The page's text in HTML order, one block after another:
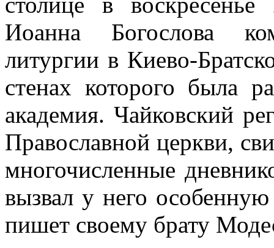
Иоанна Богослова
литургии в Киево-
стенах которого была
академия. Чайковский
Православной церкви,
многочисленные
вызвал у него
пишет своему брату